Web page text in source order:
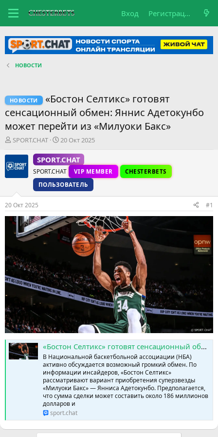
Вход Регистрация
НОВОСТИ
НОВОСТИ
«Бостон Селтикс» готовят
сенсационный обмен: Яннис Адетокунбо
может перейти из «Милуоки Бакс»
А
т
о
е
м
ы
SPORT.CHAT
Д
т
а
н
а
ч
л
а
20 Окт 2025
SPORT.CHAT
SPORT.CHAT VIP MEMBER
CHESTERBETS
ПОЛЬЗОВАТЕЛЬ
20 Окт 2025 #1
«Бостон Селтикс» готовят сенсационный обмен: Яннис Адетокунбо может перейти из «Милуоки Бакс» » SPORTCHAT - Новости спорта | Футбол | Онлайн трансляции | Чат | Результаты матчей | Спорт | Прогнозы на спорт
В Национальной баскетбольной ассоциации (НБА)
активно обсуждается возможный громкий обмен. По
информации инсайдеров, «Бостон Селтикс»
рассматривают вариант приобретения суперзвезды
«Милуоки Бакс» — Янниса Адетокунбо. Предполагается,
что сумма сделки может составить около 186 миллионов
долларов и
sport.chat